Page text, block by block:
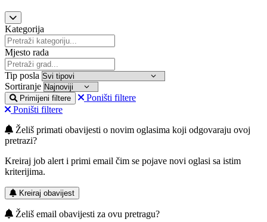
Kategorija
Mjesto rada
Tip posla
Sortiranje
Primijeni filtere
Poništi filtere
Poništi filtere
Želiš primati obavijesti o novim oglasima koji odgovaraju ovoj
pretrazi?
Kreiraj job alert i primi email čim se pojave novi oglasi sa istim
kriterijima.
Kreiraj obavijest
Želiš email obavijesti za ovu pretragu?